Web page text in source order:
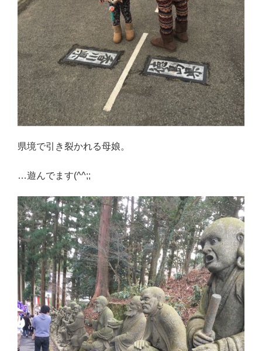
県境で引き裂かれる母娘。
…遊んでます(^^;;